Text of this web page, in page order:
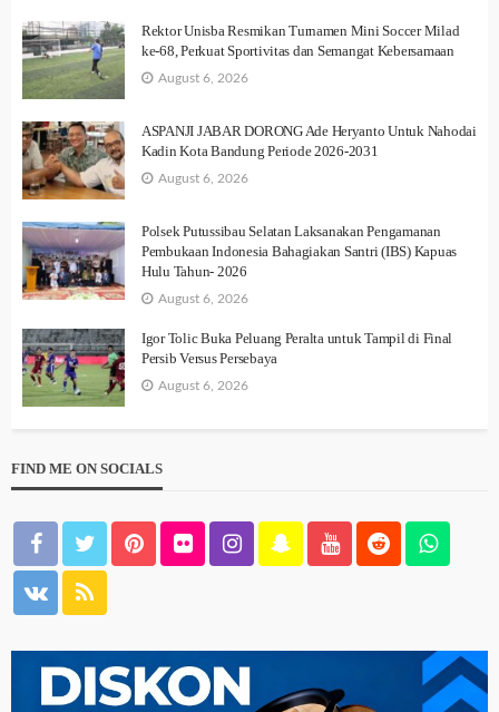
Rektor Unisba Resmikan Turnamen Mini Soccer Milad
ke-68, Perkuat Sportivitas dan Semangat Kebersamaan
August 6, 2026
ASPANJI JABAR DORONG Ade Heryanto Untuk Nahodai
Kadin Kota Bandung Periode 2026-2031
August 6, 2026
Polsek Putussibau Selatan Laksanakan Pengamanan
Pembukaan Indonesia Bahagiakan Santri (IBS) Kapuas
Hulu Tahun- 2026
August 6, 2026
Igor Tolic Buka Peluang Peralta untuk Tampil di Final
Persib Versus Persebaya
August 6, 2026
FIND ME ON SOCIALS